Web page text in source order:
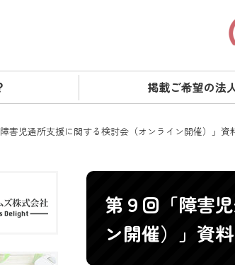
掲載ご希望の法
害児通所支援に関する検討会（オンライン開催）」資
第９回「障害
ン開催）」資料